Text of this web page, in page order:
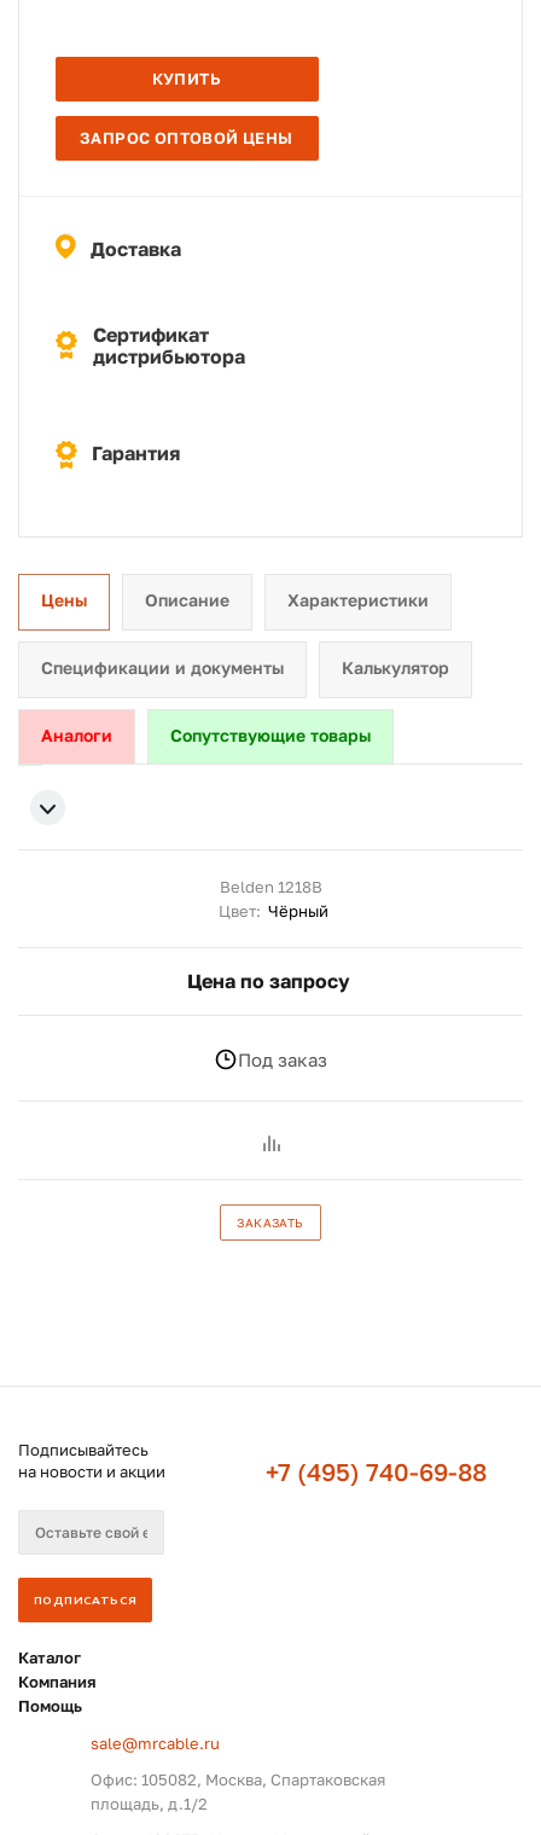
КУПИТЬ
ЗАПРОС ОПТОВОЙ ЦЕНЫ
Доставка
Сертификат
дистрибьютора
Гарантия
Цены Описание Характеристики
Спецификации и документы Калькулятор
Аналоги Сопутствующие товары
Belden 1218B
Цвет: Чёрный
Цена по запросу
Под заказ
ЗАКАЗАТЬ
Подписывайтесь
на новости и акции
+7 (495) 740-69-88
Каталог
Компания
Помощь
sale@mrcable.ru
Офис: 105082, Москва, Спартаковская
площадь, д.1/2